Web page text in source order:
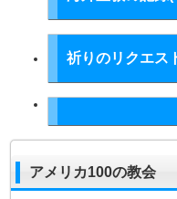
祈りのリクエス
アメリカ100の教会